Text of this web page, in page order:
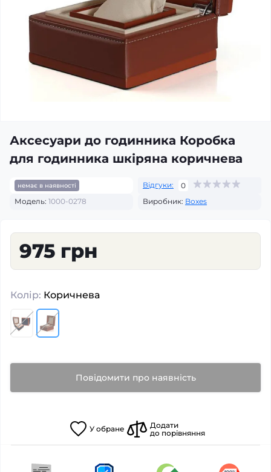
Аксесуари до годинника Коробка
для годинника шкіряна коричнева
немає в наявності Відгуки:
0
Модель: 1000-0278 Виробник: Boxes
975 грн
Колір: Коричнева
Повідомити про наявність
У обране
Додати
до порівняння